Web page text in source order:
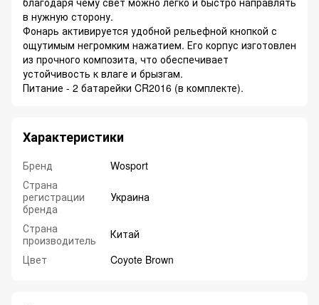
в нужную сторону.
Фонарь активируется удобной рельефной кнопкой с
ощутимым негромким нажатием. Его корпус изготовлен
из прочного композита, что обеспечивает
устойчивость к влаге и брызгам.
Питание - 2 батарейки CR2016 (в комплекте).
Характеристики
Бренд
Wosport
Страна
регистрации
бренда
Украина
Страна
производитель
Китай
Цвет
Coyote Brown